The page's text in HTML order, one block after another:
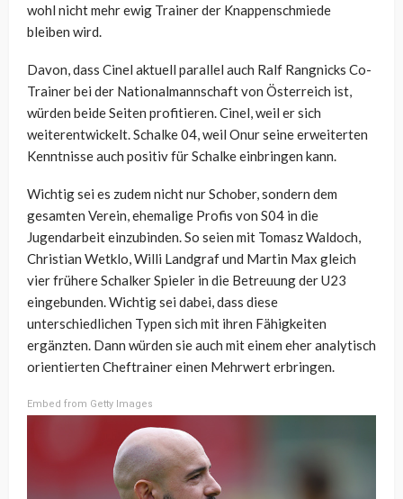
wohl nicht mehr ewig Trainer der Knappenschmiede
bleiben wird.
Davon, dass Cinel aktuell parallel auch Ralf Rangnicks Co-
Trainer bei der Nationalmannschaft von Österreich ist,
würden beide Seiten profitieren. Cinel, weil er sich
weiterentwickelt. Schalke 04, weil Onur seine erweiterten
Kenntnisse auch positiv für Schalke einbringen kann.
Wichtig sei es zudem nicht nur Schober, sondern dem
gesamten Verein, ehemalige Profis von S04 in die
Jugendarbeit einzubinden. So seien mit Tomasz Waldoch,
Christian Wetklo, Willi Landgraf und Martin Max gleich
vier frühere Schalker Spieler in die Betreuung der U23
eingebunden. Wichtig sei dabei, dass diese
unterschiedlichen Typen sich mit ihren Fähigkeiten
ergänzten. Dann würden sie auch mit einem eher analytisch
orientierten Cheftrainer einen Mehrwert erbringen.
Embed from Getty Images